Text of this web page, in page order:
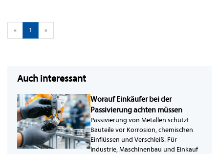
« 1 »
Auch interessant
Worauf Einkäufer bei der
Passivierung achten müssen
Passivierung von Metallen schützt
Bauteile vor Korrosion, chemischen
Einflüssen und Verschleiß. Für
Industrie, Maschinenbau und Einkauf